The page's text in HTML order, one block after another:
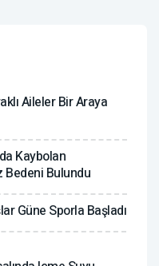
Aileler Bir Araya
Kaybolan
Bedeni Bulundu
Güne Sporla Başladı